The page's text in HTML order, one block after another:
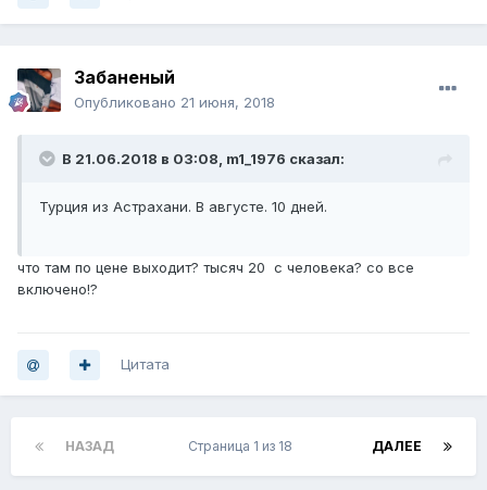
Забаненый
Опубликовано 21 июня, 2018
В 21.06.2018 в 03:08, m1_1976 сказал:
Турция из Астрахани. В августе. 10 дней.
что там по цене выходит? тысяч 20 с человека? со все
включено!?
Цитата
НАЗАД ДАЛЕЕ
Страница 1 из 18